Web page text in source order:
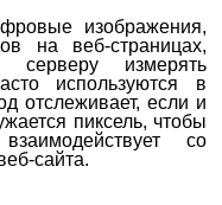
изображения,
на веб-страницах,
серверу измерять
используются в
отслеживает, если и
пиксель, чтобы
со
сайта.